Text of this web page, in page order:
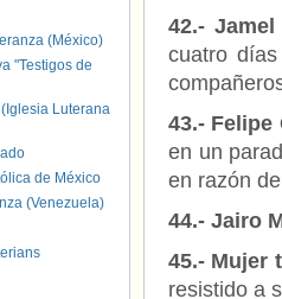
42.- Jamel
cuatro
43.- Felipe
en un
en razón
44.- Jairo
45.- Mujer
resistido a
(México)
"Testigos de
Luterana
de México
(Venezuela)